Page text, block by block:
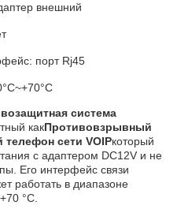
внешний
порт Rj45
система
какПротивовзрывный
сети VOIPкоторый
с адаптером DC12V и не
Его интерфейс связи
работать в диапазоне
°C.